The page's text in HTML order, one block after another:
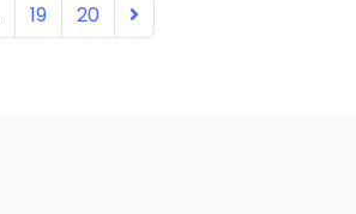
19 20